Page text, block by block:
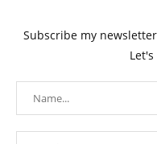
Subscribe my